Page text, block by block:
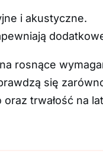
i akustyczne.
rosnące
się
trwałość na